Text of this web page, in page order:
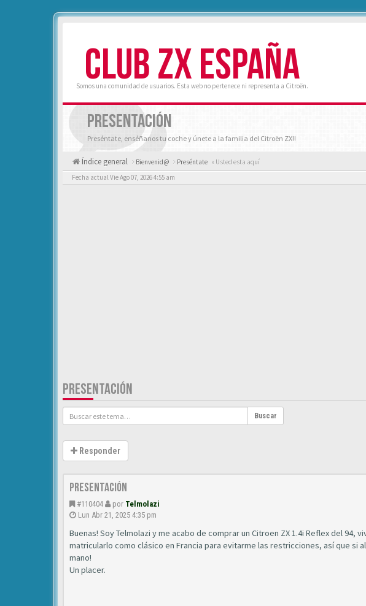
CLUB ZX ESPAÑA
Somos una comunidad de usuarios. Esta web no pertenece ni representa a Citroën.
PRESENTACIÓN
Preséntate, enséñanos tu coche y únete a la familia del Citroën ZX!!
Índice general Bienvenid@ Preséntate « Usted esta aquí
Fecha actual Vie Ago 07, 2026 4:55 am
PRESENTACIÓN
Buscar
Responder
Presentación
#110404 por Telmolazi
Lun Abr 21, 2025 4:35 pm
Buenas! Soy Telmolazi y me acabo de comprar un Citroen ZX 1.4i Reflex del 94,
matricularlo como clásico en Francia para evitarme las restricciones, así que si
mano!
Un placer.